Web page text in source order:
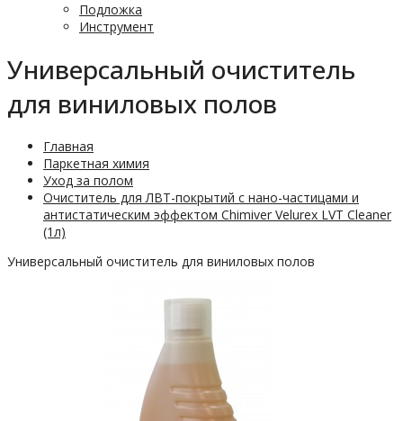
Подложка
Инструмент
Универсальный очиститель
для виниловых полов
Главная
Паркетная химия
Уход за полом
Очиститель для ЛВТ-покрытий с нано-частицами и
антистатическим эффектом Chimiver Velurex LVT Cleaner
(1л)
Универсальный очиститель для виниловых полов